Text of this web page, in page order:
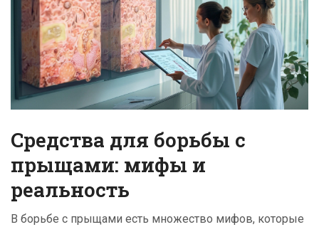
Средства для борьбы с
прыщами: мифы и
реальность
В борьбе с прыщами есть множество мифов, которые